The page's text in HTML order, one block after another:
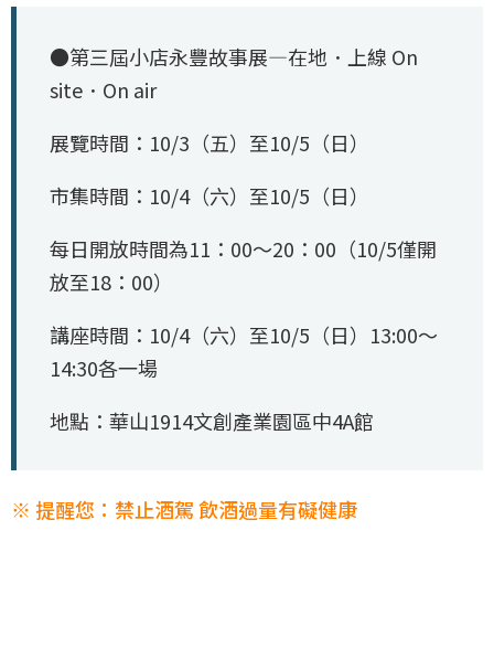
●第三屆小店永豐故事展—在地．上線 On
site．On air
展覽時間：10/3（五）至10/5（日）
市集時間：10/4（六）至10/5（日）
每日開放時間為11：00～20：00（10/5僅開
放至18：00）
講座時間：10/4（六）至10/5（日）13:00～
14:30各一場
地點：華山1914文創產業園區中4A館
※ 提醒您：禁止酒駕 飲酒過量有礙健康